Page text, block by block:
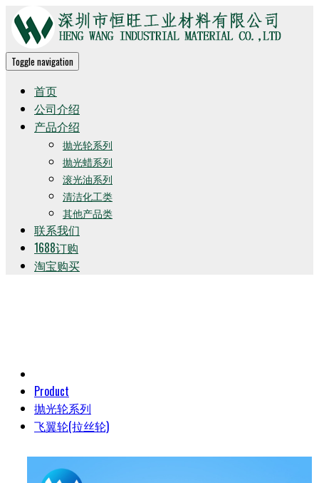
Toggle navigation
首页
公司介绍
产品介绍
抛光轮系列
抛光蜡系列
滚光油系列
清洁化工类
其他产品类
联系我们
1688订购
淘宝购买
Product
抛光轮系列
飞翼轮(拉丝轮)